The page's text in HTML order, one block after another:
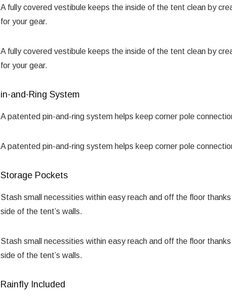
A fully covered vestibule keeps the inside of the tent clean by
for your gear.
A fully covered vestibule keeps the inside of the tent clean by
for your gear.
in-and-Ring System
A patented pin-and-ring system helps keep corner pole
A patented pin-and-ring system helps keep corner pole
Storage Pockets
Stash small necessities within easy reach and off the floor
side of the tent’s walls.
Stash small necessities within easy reach and off the floor
side of the tent’s walls.
Rainfly Included